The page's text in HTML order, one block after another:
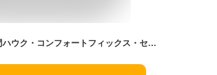
【即納】ドイツの名門ハウク・コンフォートフィックス・セット＜HAUCK Comfort Fix Set＞ ISO-FIX対応チャイルドシート 取付簡単 トラベルシステム 衝撃吸収フォーム ドイツ最高賞受賞 13kgまで 保証2年 カラー：ブラック